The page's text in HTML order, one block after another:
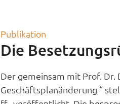
Publikation
Die
Der gemeinsam mit Prof. Dr.
Geschäftsplanänderung “